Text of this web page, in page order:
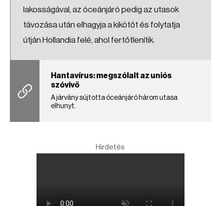
lakosságával, az óceánjáró pedig az utasok
távozása után elhagyja a kikötőt és folytatja
útján Hollandia felé, ahol fertőtlenítik.
Hantavírus: megszólalt az uniós
szóvivő
A járvány sújtotta óceánjáró három utasa
elhunyt.
Hirdetés